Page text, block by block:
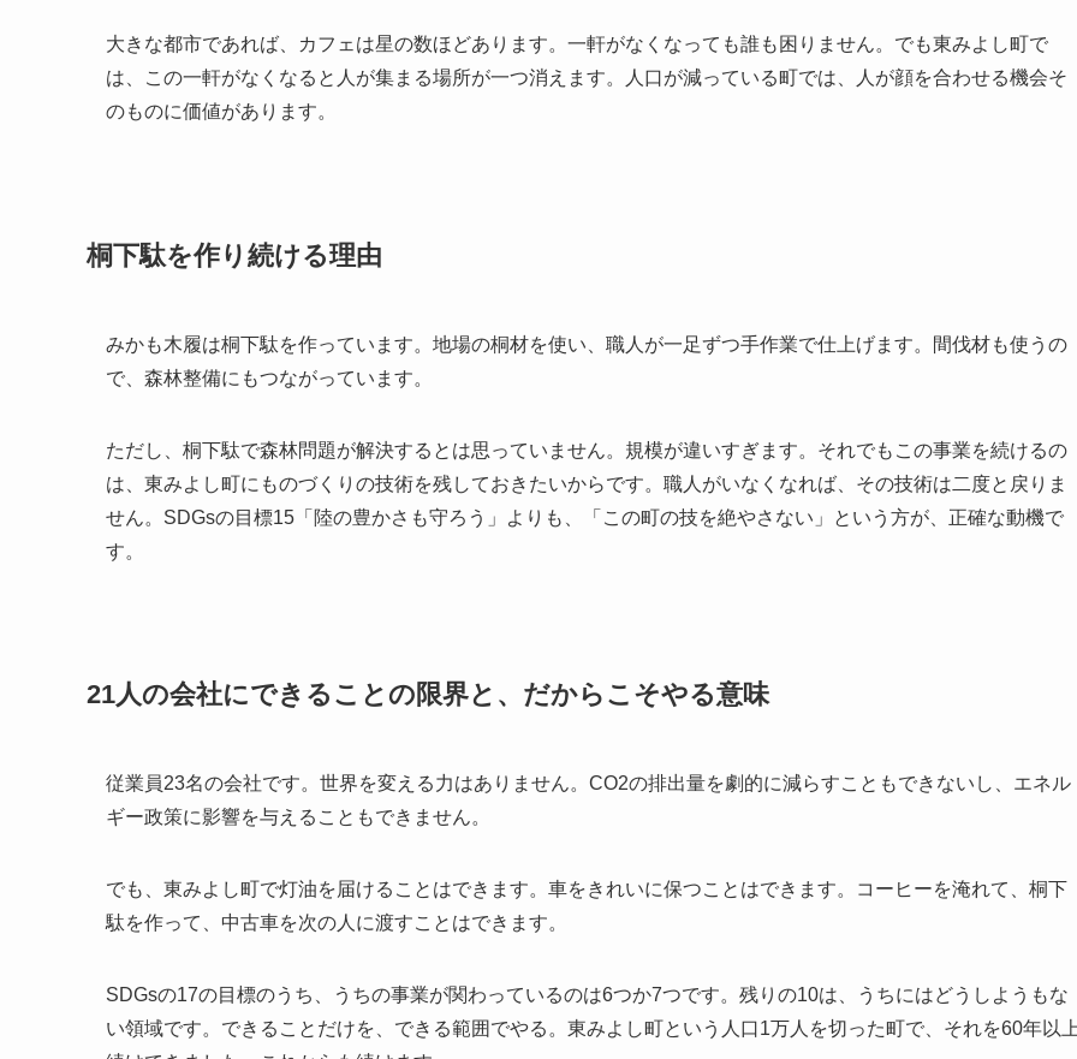
大きな都市であれば、カフェは星の数ほどあります。一軒がなくなっても誰も困りません。でも東みよし町で
は、この一軒がなくなると人が集まる場所が一つ消えます。人口が減っている町では、人が顔を合わせる機会そ
のものに価値があります。
桐下駄を作り続ける理由
みかも木履は桐下駄を作っています。地場の桐材を使い、職人が一足ずつ手作業で仕上げます。間伐材も使うの
で、森林整備にもつながっています。
ただし、桐下駄で森林問題が解決するとは思っていません。規模が違いすぎます。それでもこの事業を続けるの
は、東みよし町にものづくりの技術を残しておきたいからです。職人がいなくなれば、その技術は二度と戻りま
せん。SDGsの目標15「陸の豊かさも守ろう」よりも、「この町の技を絶やさない」という方が、正確な動機で
す。
21人の会社にできることの限界と、だからこそやる意味
従業員23名の会社です。世界を変える力はありません。CO2の排出量を劇的に減らすこともできないし、エネル
ギー政策に影響を与えることもできません。
でも、東みよし町で灯油を届けることはできます。車をきれいに保つことはできます。コーヒーを淹れて、桐下
駄を作って、中古車を次の人に渡すことはできます。
SDGsの17の目標のうち、うちの事業が関わっているのは6つか7つです。残りの10は、うちにはどうしようもな
い領域です。できることだけを、できる範囲でやる。東みよし町という人口1万人を切った町で、それを60年以